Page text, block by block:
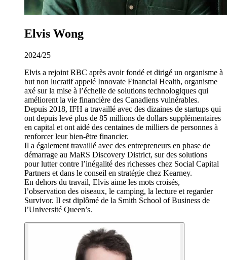
Elvis Wong
2024/25
Elvis a rejoint RBC après avoir fondé et dirigé un organisme à
but non lucratif appelé Innovate Financial Health, organisme
axé sur la mise à l’échelle de solutions technologiques qui
améliorent la vie financière des Canadiens vulnérables.
Depuis 2018, IFH a travaillé avec des dizaines de startups qui
ont depuis levé plus de 85 millions de dollars supplémentaires
en capital et ont aidé des centaines de milliers de personnes à
renforcer leur bien-être financier.
Il a également travaillé avec des entrepreneurs en phase de
démarrage au MaRS Discovery District, sur des solutions
pour lutter contre l’inégalité des richesses chez Social Capital
Partners et dans le conseil en stratégie chez Kearney.
En dehors du travail, Elvis aime les mots croisés,
l’observation des oiseaux, le camping, la lecture et regarder
Survivor. Il est diplômé de la Smith School of Business de
l’Université Queen’s.